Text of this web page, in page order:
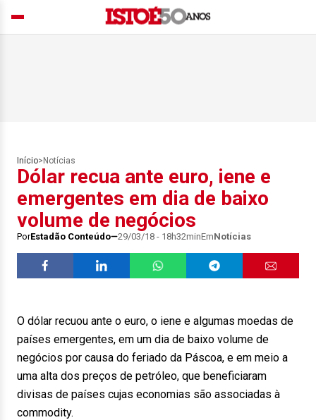
Início> Notícias
Dólar recua ante euro, iene e
emergentes em dia de baixo
volume de negócios
PorEstadão Conteúdo 29/03/18 - 18h32minEmNotícias
O dólar recuou ante o euro, o iene e algumas moedas de
países emergentes, em um dia de baixo volume de
negócios por causa do feriado da Páscoa, e em meio a
uma alta dos preços de petróleo, que beneficiaram
divisas de países cujas economias são associadas à
commodity.